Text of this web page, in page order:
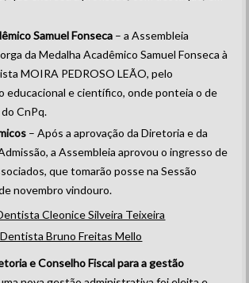
Samuel Fonseca – a Assembleia
da Medalha Acadêmico Samuel Fonseca à
MOIRA PEDROSO LEÃO, pelo
educacional e científico, onde ponteia o de
CnPq.
– Após a aprovação da Diretoria e da
a Assembleia aprovou o ingresso de
que tomarão posse na Sessão
novembro vindouro.
Cleonice Silveira Teixeira
Bruno Freitas Mello
e Conselho Fiscal para a gestão